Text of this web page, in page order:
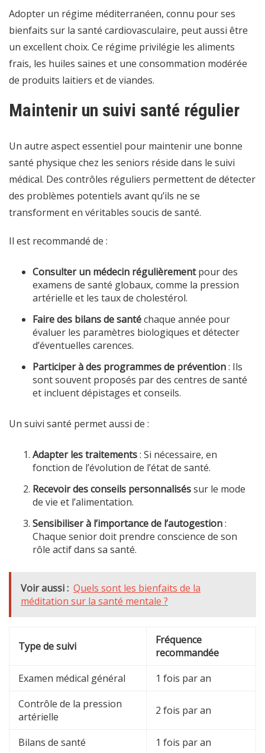
Adopter un régime méditerranéen, connu pour ses
bienfaits sur la santé cardiovasculaire, peut aussi être
un excellent choix. Ce régime privilégie les aliments
frais, les huiles saines et une consommation modérée
de produits laitiers et de viandes.
Maintenir un suivi santé régulier
Un autre aspect essentiel pour maintenir une bonne
santé physique chez les seniors réside dans le suivi
médical. Des contrôles réguliers permettent de détecter
des problèmes potentiels avant qu’ils ne se
transforment en véritables soucis de santé.
Il est recommandé de :
Consulter un médecin régulièrementpour des
examens de santé globaux, comme la pression
artérielle et les taux de cholestérol.
Faire des bilans de santéchaque année pour
évaluer les paramètres biologiques et détecter
d’éventuelles carences.
Participer à des programmes de prévention: Ils
sont souvent proposés par des centres de santé
et incluent dépistages et conseils.
Un suivi santé permet aussi de :
Adapter les traitements: Si nécessaire, en
fonction de l’évolution de l’état de santé.
Recevoir des conseils personnaliséssur le mode
de vie et l’alimentation.
Sensibiliser à l’importance de l’autogestion:
Chaque senior doit prendre conscience de son
rôle actif dans sa santé.
Voir aussi : Quels sont les bienfaits de la
méditation sur la santé mentale ?
Type de suivi
Fréquence
recommandée
Examen médical général
1 fois par an
Contrôle de la pression
artérielle
2 fois par an
Bilans de santé 1 fois par an